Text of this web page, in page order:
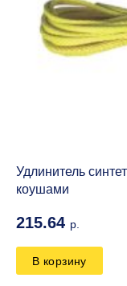
Удлинитель
коушами
215.64 р.
В корзину